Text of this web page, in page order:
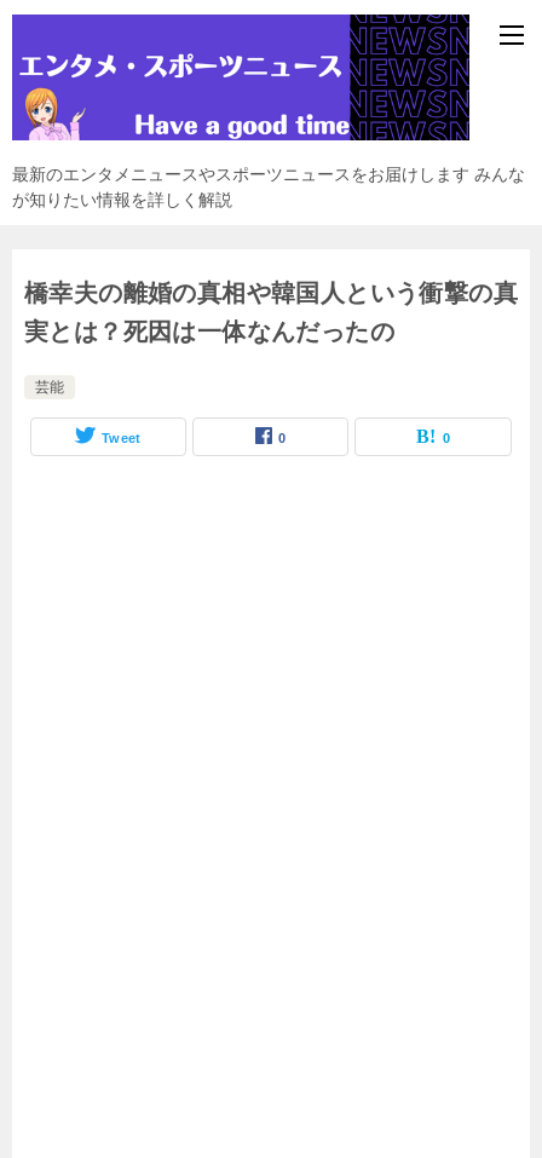
最新のエンタメニュースやスポーツニュースをお届けします みんな
が知りたい情報を詳しく解説
橋幸夫の離婚の真相や韓国人という衝撃の真
実とは？死因は一体なんだったの
芸能
Tweet 0 0